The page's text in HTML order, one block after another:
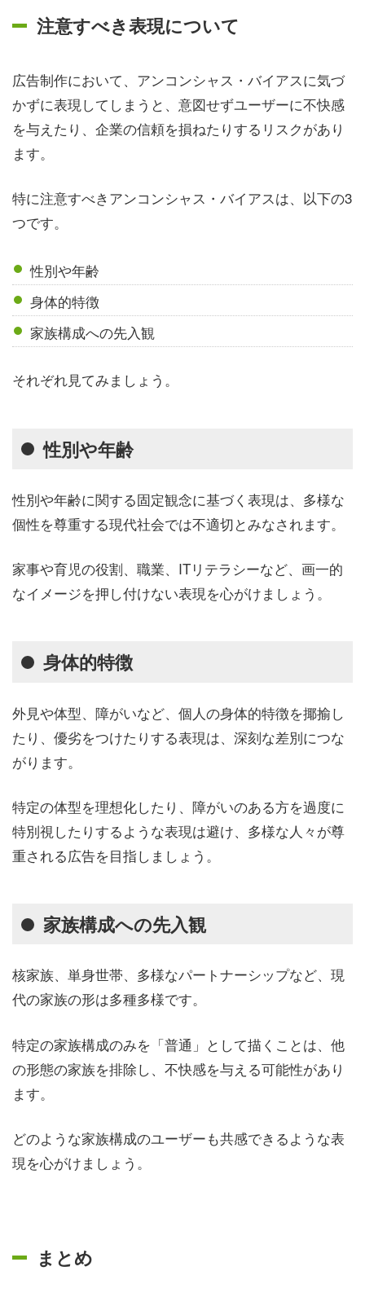
注意すべき表現について
広告制作において、アンコンシャス・バイアスに気づ
かずに表現してしまうと、意図せずユーザーに不快感
を与えたり、企業の信頼を損ねたりするリスクがあり
ます。
特に注意すべきアンコンシャス・バイアスは、以下の3
つです。
性別や年齢
身体的特徴
家族構成への先入観
それぞれ見てみましょう。
性別や年齢
性別や年齢に関する固定観念に基づく表現は、多様な
個性を尊重する現代社会では不適切とみなされます。
家事や育児の役割、職業、ITリテラシーなど、画一的
なイメージを押し付けない表現を心がけましょう。
身体的特徴
外見や体型、障がいなど、個人の身体的特徴を揶揄し
たり、優劣をつけたりする表現は、深刻な差別につな
がります。
特定の体型を理想化したり、障がいのある方を過度に
特別視したりするような表現は避け、多様な人々が尊
重される広告を目指しましょう。
家族構成への先入観
核家族、単身世帯、多様なパートナーシップなど、現
代の家族の形は多種多様です。
特定の家族構成のみを「普通」として描くことは、他
の形態の家族を排除し、不快感を与える可能性があり
ます。
どのような家族構成のユーザーも共感できるような表
現を心がけましょう。
まとめ